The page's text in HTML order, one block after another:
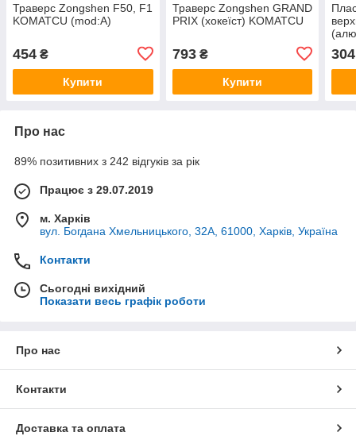
Траверс Zongshen F50, F1
KOMATCU (mod:A)
454 ₴
Купити
Траверс Zongshen GRAND
PRIX (хокеїст) KOMATCU
793₴
Купити
304
Про нас
89% позитивних з 242 відгуків за рік
Працює з 29.07.2019
м. Харків
вул. Богдана Хмельницького, 32А, 61000, Харків, Україна
Контакти
Сьогодні вихідний
Показати весь графік роботи
Про нас
Контакти
Доставка та оплата